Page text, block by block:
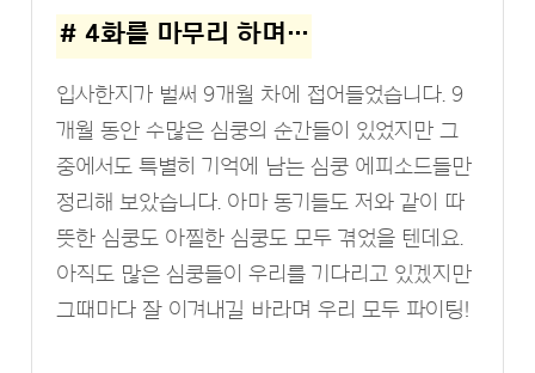
# 4화를 마무리 하며…
입사한지가 벌써 9개월 차에 접어들었습니다. 9
개월 동안 수많은 심쿵의 순간들이 있었지만 그
중에서도 특별히 기억에 남는 심쿵 에피소드들만
정리해 보았습니다. 아마 동기들도 저와 같이 따
뜻한 심쿵도 아찔한 심쿵도 모두 겪었을 텐데요.
아직도 많은 심쿵들이 우리를 기다리고 있겠지만
그때마다 잘 이겨내길 바라며 우리 모두 파이팅!